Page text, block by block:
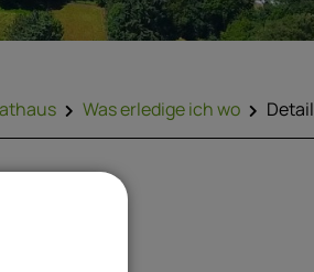
Was erledige ich wo Detail